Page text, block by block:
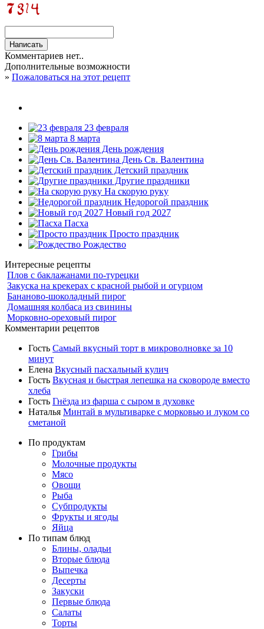
Комментариев нет..
Дополнительные возможности
» Пожаловаться на этот рецепт
23 февраля
8 марта
День рождения
День Св. Валентина
Детский праздник
Другие праздники
На скорую руку
Недорогой праздник
Новый год 2027
Пасха
Просто праздник
Рождество
Интересные рецепты
Плов с баклажанами по-турецки
Закуска на крекерах с красной рыбой и огурцом
Бананово-шоколадный пирог
Домашняя колбаса из свинины
Морковно-ореховый пирог
Комментарии рецептов
Гость Самый вкусный торт в микроволновке за 10
минут
Елена Вкусный пасхальный кулич
Гость Вкусная и быстрая лепешка на сковороде вместо
хлеба
Гость Гнёзда из фарша с сыром в духовке
Наталья Минтай в мультиварке с морковью и луком со
сметаной
По продуктам
Грибы
Молочные продукты
Мясо
Овощи
Рыба
Субпродукты
Фрукты и ягоды
Яйца
По типам блюд
Блины, оладьи
Вторые блюда
Выпечка
Десерты
Закуски
Первые блюда
Салаты
Торты